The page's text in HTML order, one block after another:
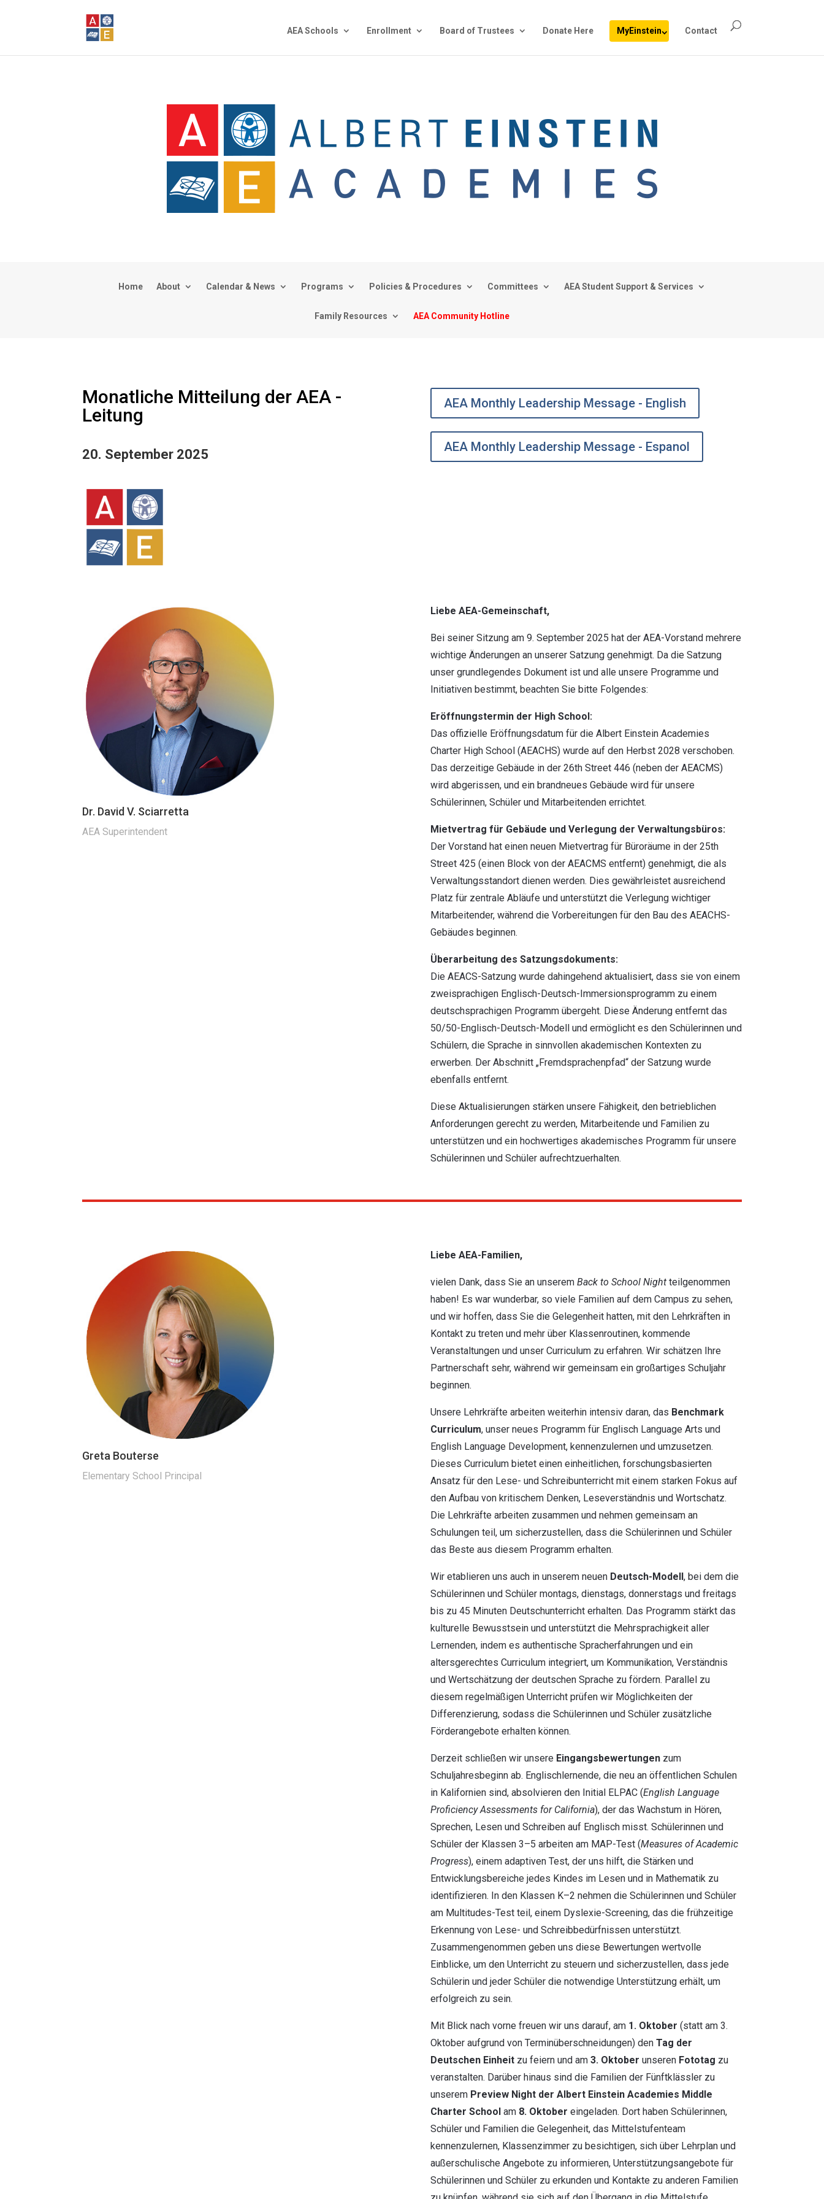
AEA Schools Enrollment Board of Trustees Donate Here MyEinstein Contact
Home About Calendar & News Programs Policies & Procedures Committees AEA Student Support & Services
Family Resources AEA Community Hotline
Monatliche Mitteilung der AEA -
Leitung
20. September 2025
AEA Monthly Leadership Message - English
AEA Monthly Leadership Message - Espanol
Dr. David V. Sciarretta
AEA Superintendent
Liebe AEA-Gemeinschaft,
Bei seiner Sitzung am 9. September 2025 hat der AEA-Vorstand mehrere
wichtige Änderungen an unserer Satzung genehmigt. Da die Satzung
unser grundlegendes Dokument ist und alle unsere Programme und
Initiativen bestimmt, beachten Sie bitte Folgendes:
Eröffnungstermin der High School:
Das offizielle Eröffnungsdatum für die Albert Einstein Academies
Charter High School (AEACHS) wurde auf den Herbst 2028 verschoben.
Das derzeitige Gebäude in der 26th Street 446 (neben der AEACMS)
wird abgerissen, und ein brandneues Gebäude wird für unsere
Schülerinnen, Schüler und Mitarbeitenden errichtet.
Mietvertrag für Gebäude und Verlegung der Verwaltungsbüros:
Der Vorstand hat einen neuen Mietvertrag für Büroräume in der 25th
Street 425 (einen Block von der AEACMS entfernt) genehmigt, die als
Verwaltungsstandort dienen werden. Dies gewährleistet ausreichend
Platz für zentrale Abläufe und unterstützt die Verlegung wichtiger
Mitarbeitender, während die Vorbereitungen für den Bau des AEACHS-
Gebäudes beginnen.
Überarbeitung des Satzungsdokuments:
Die AEACS-Satzung wurde dahingehend aktualisiert, dass sie von einem
zweisprachigen Englisch-Deutsch-Immersionsprogramm zu einem
deutschsprachigen Programm übergeht. Diese Änderung entfernt das
50/50-Englisch-Deutsch-Modell und ermöglicht es den Schülerinnen und
Schülern, die Sprache in sinnvollen akademischen Kontexten zu
erwerben. Der Abschnitt „Fremdsprachenpfad“ der Satzung wurde
ebenfalls entfernt.
Diese Aktualisierungen stärken unsere Fähigkeit, den betrieblichen
Anforderungen gerecht zu werden, Mitarbeitende und Familien zu
unterstützen und ein hochwertiges akademisches Programm für unsere
Schülerinnen und Schüler aufrechtzuerhalten.
Greta Bouterse
Elementary School Principal
Liebe AEA-Familien,
vielen Dank, dass Sie an unserem Back to School Nightteilgenommen
haben! Es war wunderbar, so viele Familien auf dem Campus zu sehen,
und wir hoffen, dass Sie die Gelegenheit hatten, mit den Lehrkräften in
Kontakt zu treten und mehr über Klassenroutinen, kommende
Veranstaltungen und unser Curriculum zu erfahren. Wir schätzen Ihre
Partnerschaft sehr, während wir gemeinsam ein großartiges Schuljahr
beginnen.
Unsere Lehrkräfte arbeiten weiterhin intensiv daran, das Benchmark
Curriculum, unser neues Programm für Englisch Language Arts und
English Language Development, kennenzulernen und umzusetzen.
Dieses Curriculum bietet einen einheitlichen, forschungsbasierten
Ansatz für den Lese- und Schreibunterricht mit einem starken Fokus auf
den Aufbau von kritischem Denken, Leseverständnis und Wortschatz.
Die Lehrkräfte arbeiten zusammen und nehmen gemeinsam an
Schulungen teil, um sicherzustellen, dass die Schülerinnen und Schüler
das Beste aus diesem Programm erhalten.
Wir etablieren uns auch in unserem neuen Deutsch-Modell, bei dem die
Schülerinnen und Schüler montags, dienstags, donnerstags und freitags
bis zu 45 Minuten Deutschunterricht erhalten. Das Programm stärkt das
kulturelle Bewusstsein und unterstützt die Mehrsprachigkeit aller
Lernenden, indem es authentische Spracherfahrungen und ein
altersgerechtes Curriculum integriert, um Kommunikation, Verständnis
und Wertschätzung der deutschen Sprache zu fördern. Parallel zu
diesem regelmäßigen Unterricht prüfen wir Möglichkeiten der
Differenzierung, sodass die Schülerinnen und Schüler zusätzliche
Förderangebote erhalten können.
Derzeit schließen wir unsere Eingangsbewertungenzum
Schuljahresbeginn ab. Englischlernende, die neu an öffentlichen Schulen
in Kalifornien sind, absolvieren den Initial ELPAC (English Language
Proficiency Assessments for California), der das Wachstum in Hören,
Sprechen, Lesen und Schreiben auf Englisch misst. Schülerinnen und
Schüler der Klassen 3–5 arbeiten am MAP-Test (Measures of Academic
Progress), einem adaptiven Test, der uns hilft, die Stärken und
Entwicklungsbereiche jedes Kindes im Lesen und in Mathematik zu
identifizieren. In den Klassen K–2 nehmen die Schülerinnen und Schüler
am Multitudes-Test teil, einem Dyslexie-Screening, das die frühzeitige
Erkennung von Lese- und Schreibbedürfnissen unterstützt.
Zusammengenommen geben uns diese Bewertungen wertvolle
Einblicke, um den Unterricht zu steuern und sicherzustellen, dass jede
Schülerin und jeder Schüler die notwendige Unterstützung erhält, um
erfolgreich zu sein.
Mit Blick nach vorne freuen wir uns darauf, am 1. Oktober (statt am 3.
Oktober aufgrund von Terminüberschneidungen) den Tag der
Deutschen Einheitzu feiern und am 3. Oktober unseren Fototag zu
veranstalten. Darüber hinaus sind die Familien der Fünftklässler zu
unserem Preview Night der Albert Einstein Academies Middle
Charter Schoolam 8. Oktober eingeladen. Dort haben Schülerinnen,
Schüler und Familien die Gelegenheit, das Mittelstufenteam
kennenzulernen, Klassenzimmer zu besichtigen, sich über Lehrplan und
außerschulische Angebote zu informieren, Unterstützungsangebote für
Schülerinnen und Schüler zu erkunden und Kontakte zu anderen Familien